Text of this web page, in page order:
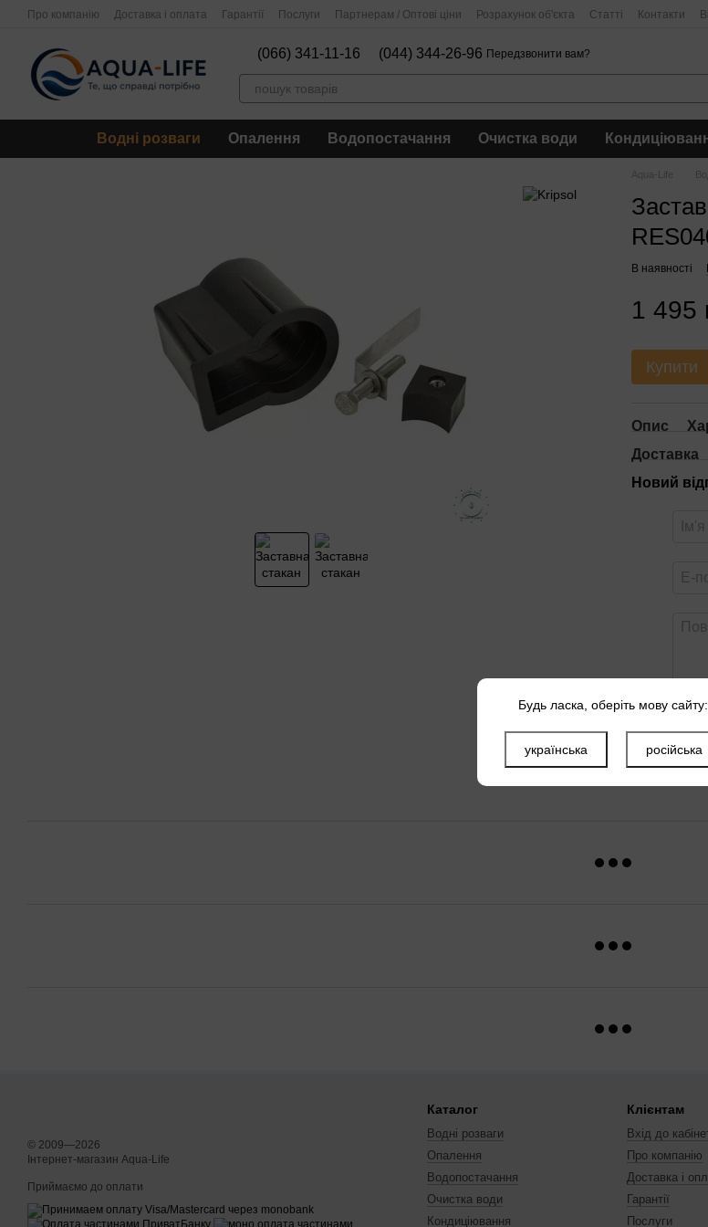
Перейти до основного контенту
Про компанію Доставка і оплата Гарантії Послуги Партнерам / Оптові ціни Розрахунок об'єкта Статті Контакти
(066) 341-11-16 (044) 344-26-96 Передзвонити вам?
Водні розваги Опалення Водопостачання Очистка води
Aqua-Life
В наявності
1 495
Купити
Опис
Доставка
Новий
© 2009—2026
Інтернет-магазин Aqua-Life
Приймаємо до оплати
Каталог
Водні розваги
Опалення
Водопостачання
Очистка води
Кондиціювання
Клієнтам
Вхід до
Про компанію
Доставка і
Гарантії
Послуги
Будь ласка, оберіть мову сайту:
українська російська